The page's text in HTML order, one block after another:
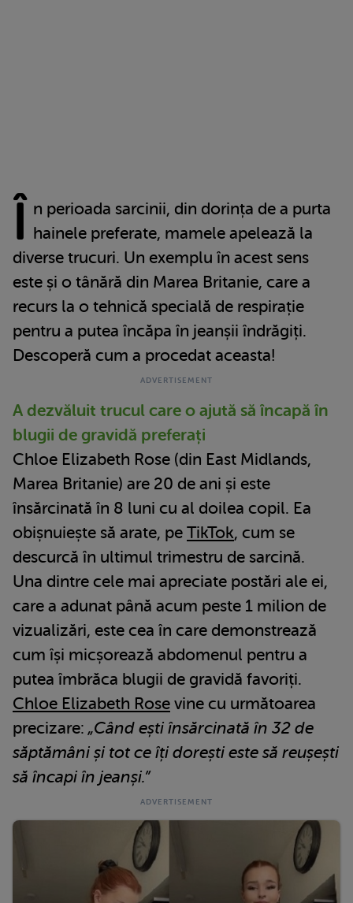
Î n perioada sarcinii, din dorința de a purta
hainele preferate, mamele apelează la
diverse trucuri. Un exemplu în acest sens
este și o tânără din Marea Britanie, care a
recurs la o tehnică specială de respirație
pentru a putea încăpa în jeanșii îndrăgiți.
Descoperă cum a procedat aceasta!
A dezvăluit trucul care o ajută să încapă în
blugii de gravidă preferați
Chloe Elizabeth Rose (din East Midlands,
Marea Britanie) are 20 de ani și este
însărcinată în 8 luni cu al doilea copil. Ea
obișnuiește să arate, pe TikTok, cum se
descurcă în ultimul trimestru de sarcină.
Una dintre cele mai apreciate postări ale ei,
care a adunat până acum peste 1 milion de
vizualizări, este cea în care demonstrează
cum își micșorează abdomenul pentru a
putea îmbrăca blugii de gravidă favoriți.
Chloe Elizabeth Rose vine cu următoarea
precizare: „Când ești însărcinată în 32 de
săptămâni și tot ce îți dorești este să reușești
să încapi în jeanși.”